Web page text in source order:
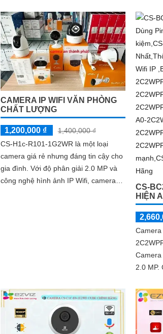
thống cảnh báo âm thanh và ánh
sáng, camera giúp bạn bảo vệ ngôi
nhà 24/7 một cách chủ động
CAMERA IP WIFI VĂN PHÒNG
CHẤT LƯỢNG
1,200,000 ₫
1,400,000 ₫
CS-H1c-R101-1G2WR là một loại
camera giá rẻ nhưng đáng tin cậy cho
gia đình. Với độ phân giải 2.0 MP và
công nghệ hình ảnh IP Wifi, camera
CS-
HIỆN
Camera
2.0 MP. Camera được tích hợp công
dễ